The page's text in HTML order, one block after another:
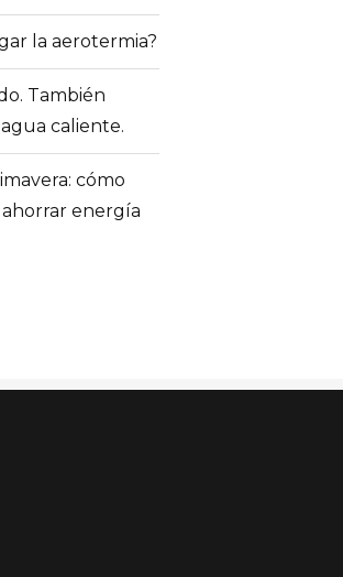
la aerotermia?
También
caliente.
cómo
energía